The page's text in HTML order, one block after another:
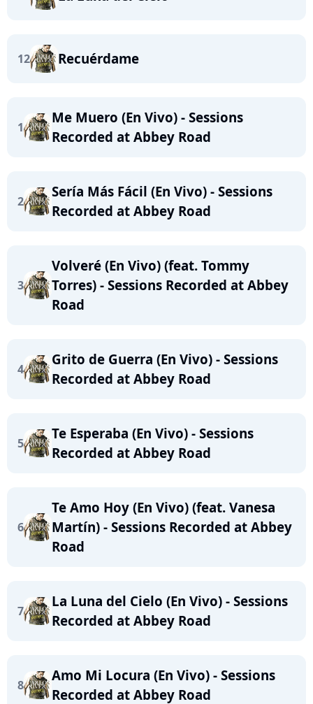
12 Recuérdame
1
Me Muero (En Vivo) - Sessions
Recorded at Abbey Road
2
Sería Más Fácil (En Vivo) - Sessions
Recorded at Abbey Road
3
Volveré (En Vivo) (feat. Tommy
Torres) - Sessions Recorded at Abbey
Road
4
Grito de Guerra (En Vivo) - Sessions
Recorded at Abbey Road
5
Te Esperaba (En Vivo) - Sessions
Recorded at Abbey Road
6
Te Amo Hoy (En Vivo) (feat. Vanesa
Martín) - Sessions Recorded at Abbey
Road
7
La Luna del Cielo (En Vivo) - Sessions
Recorded at Abbey Road
8
Amo Mi Locura (En Vivo) - Sessions
Recorded at Abbey Road